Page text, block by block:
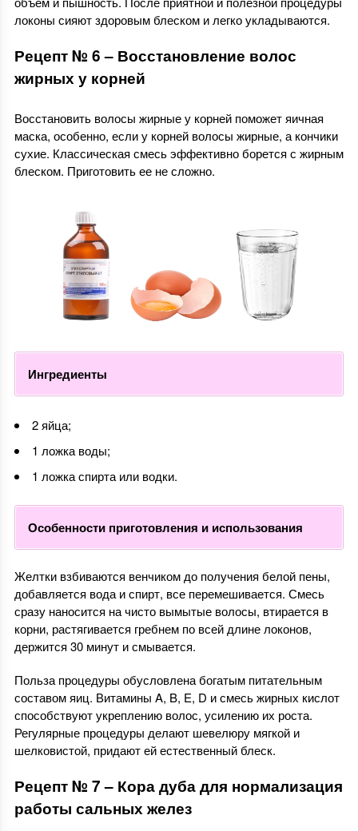
локоны сияют здоровым блеском и легко укладываются.
Рецепт № 6 – Восстановление волос
жирных у корней
Восстановить волосы жирные у корней поможет яичная
маска, особенно, если у корней волосы жирные, а кончики
сухие. Классическая смесь эффективно борется с жирным
блеском. Приготовить ее не сложно.
Ингредиенты
2 яйца;
1 ложка воды;
1 ложка спирта или водки.
Особенности приготовления и использования
Желтки взбиваются венчиком до получения белой пены,
добавляется вода и спирт, все перемешивается. Смесь
сразу наносится на чисто вымытые волосы, втирается в
корни, растягивается гребнем по всей длине локонов,
держится 30 минут и смывается.
Польза процедуры обусловлена богатым питательным
составом яиц. Витамины A, B, E, D и смесь жирных кислот
способствуют укреплению волос, усилению их роста.
Регулярные процедуры делают шевелюру мягкой и
шелковистой, придают ей естественный блеск.
Рецепт № 7 – Кора дуба для нормализация
работы сальных желез